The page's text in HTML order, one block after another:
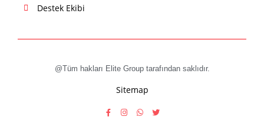
Destek Ekibi
@Tüm hakları Elite Group tarafından saklıdır.
Sitemap